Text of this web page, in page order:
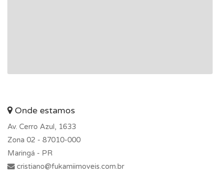
Onde estamos
Av. Cerro Azul, 1633
Zona 02 - 87010-000
Maringá - PR
cristiano@fukamiimoveis.com.br